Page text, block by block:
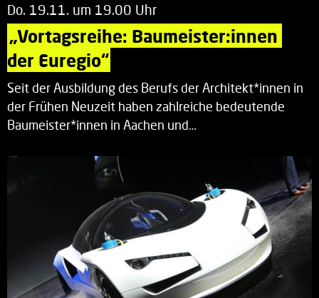
Do. 19.11. um 19.00 Uhr
„Vortagsreihe: Baumeister:innen
der Euregio“
Seit der Ausbildung des Berufs der Architekt*innen in
der Frühen Neuzeit haben zahlreiche bedeutende
Baumeister*innen in Aachen und…